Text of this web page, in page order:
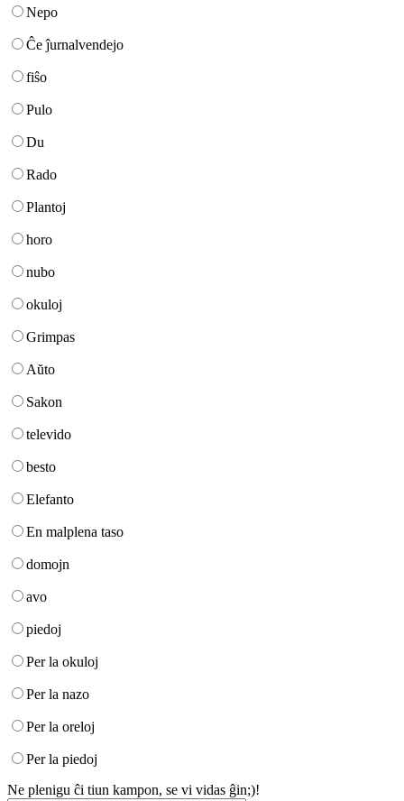
Nepo
Ĉe ĵurnalvendejo
fiŝo
Pulo
Du
Rado
Plantoj
horo
nubo
okuloj
Grimpas
Aŭto
Sakon
televido
besto
Elefanto
En malplena taso
domojn
avo
piedoj
Per la okuloj
Per la nazo
Per la oreloj
Per la piedoj
Ne plenigu ĉi tiun kampon, se vi vidas ĝin;)!